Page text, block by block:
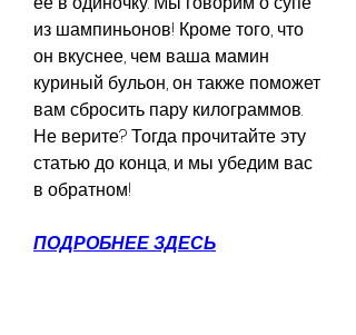
из шампиньонов! Кроме того, что
он вкуснее, чем ваша мамин
куриный бульон, он также поможет
вам сбросить пару килограммов.
Не верите? Тогда прочитайте эту
статью до конца, и мы убедим вас
в обратном!
ПОДРОБНЕЕ ЗДЕСЬ